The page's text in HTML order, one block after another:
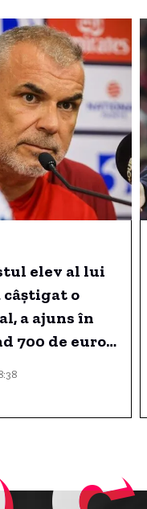
elev al lui
câștigat o
a ajuns în
700 de euro